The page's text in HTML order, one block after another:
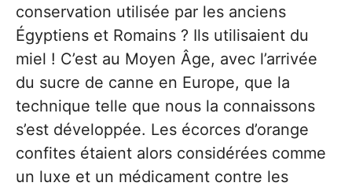
conservation utilisée par les anciens
Égyptiens et Romains ? Ils utilisaient du
miel ! C’est au Moyen Âge, avec l’arrivée
du sucre de canne en Europe, que la
technique telle que nous la connaissons
s’est développée. Les écorces d’orange
confites étaient alors considérées comme
un luxe et un médicament contre les